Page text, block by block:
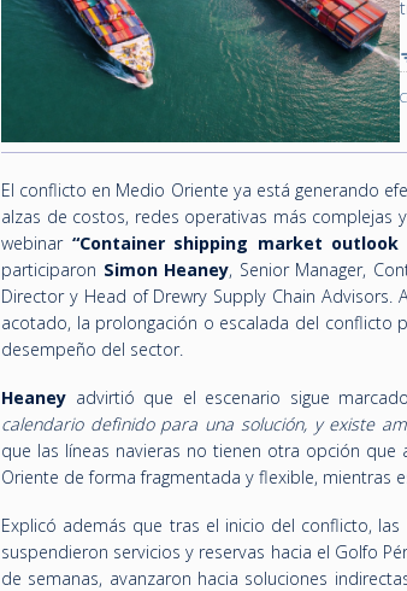
El conflicto en Medio Oriente ya está generando
alzas de costos, redes operativas más complejas
webinar “Container shipping market outlook
participaron Simon Heaney, Senior Manager,
Director y Head of Drewry Supply Chain
acotado, la prolongación o escalada del conflicto
desempeño del sector.
Heaney advirtió que el escenario sigue
calendario definido para una solución, y existe
que las líneas navieras no tienen otra opción
Oriente de forma fragmentada y flexible, mientras
Explicó además que tras el inicio del conflicto,
suspendieron servicios y reservas hacia el Golfo
de semanas, avanzaron hacia soluciones